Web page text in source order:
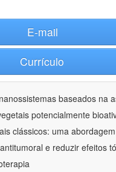
E-mail
Currículo
nanossistemas baseados na
potencialmente
clássicos: uma
e reduzir efeitos